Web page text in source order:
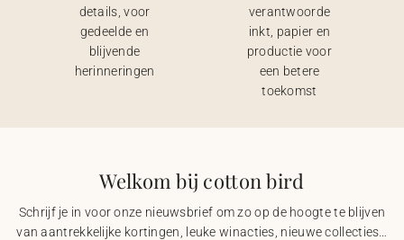
details, voor
gedeelde en
blijvende
herinneringen
verantwoorde
inkt, papier en
productie voor
een betere
toekomst
Welkom bij cotton bird
Schrijf je in voor onze nieuwsbrief om zo op de hoogte te blijven
van aantrekkelijke kortingen, leuke winacties, nieuwe collecties…